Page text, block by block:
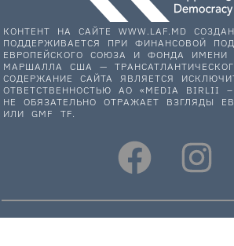
КОНТЕНТ НА САЙТЕ WWW.LAF.MD
ПОДДЕРЖИВАЕТСЯ ПРИ ФИНАНСОВОЙ
ЕВРОПЕЙСКОГО СОЮЗА И ФОНДА ИМЕНИ
МАРШАЛЛА США —
СОДЕРЖАНИЕ САЙТА ЯВЛЯЕТСЯ
ОТВЕТСТВЕННОСТЬЮ АО «MEDIA BIRLII
НЕ ОБЯЗАТЕЛЬНО ОТРАЖАЕТ ВЗГЛЯДЫ
ИЛИ GMF TF.